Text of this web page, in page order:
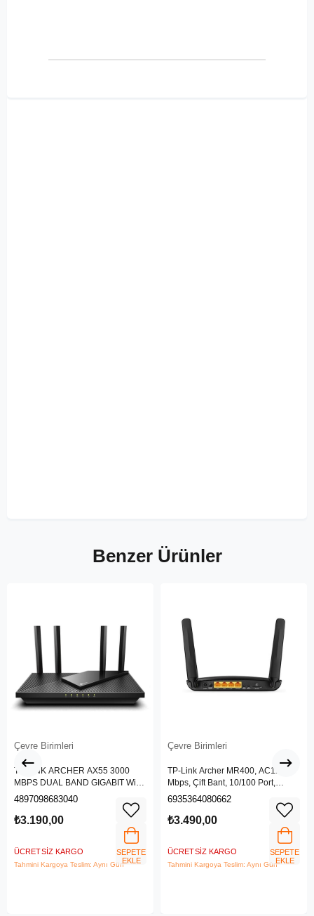
Benzer Ürünler
Çevre Birimleri
TP-LINK ARCHER AX55 3000
MBPS DUAL BAND GIGABIT Wi-Fi
6 ROUTER
4897098683040
₺3.190,00
ÜCRETSIZ KARGO
Tahmini Kargoya Teslim: Aynı Gün
SEPETE
EKLE
Çevre Birimleri
TP-Link Archer MR400, AC1200
Mbps, Çift Bant, 10/100 Port,
4G/3G SIM Yuvası, Kablosuz 4G
6935364080662
₺3.490,00
ÜCRETSIZ KARGO
Tahmini Kargoya Teslim: Aynı Gün
SEPETE
EKLE